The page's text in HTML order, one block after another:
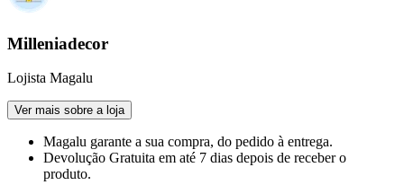
Milleniadecor
Lojista Magalu
Ver mais sobre a loja
Magalu garante a sua compra, do pedido à entrega.
Devolução Gratuita em até 7 dias depois de receber o
produto.